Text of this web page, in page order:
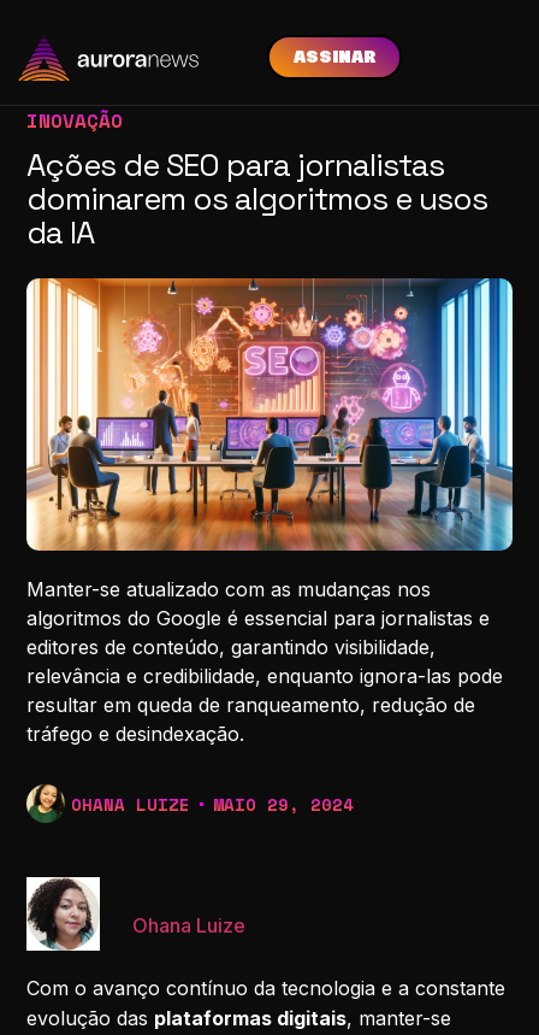
ASSINAR
INOVAÇÃO
Ações de SEO para jornalistas
dominarem os algoritmos e usos
da IA
Manter-se atualizado com as mudanças nos
algoritmos do Google é essencial para jornalistas e
editores de conteúdo, garantindo visibilidade,
relevância e credibilidade, enquanto ignora-las pode
resultar em queda de ranqueamento, redução de
tráfego e desindexação.
OHANA LUIZE MAIO 29, 2024
Ohana Luize
Com o avanço contínuo da tecnologia e a constante
evolução das plataformas digitais, manter-se